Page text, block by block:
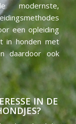
modernste,
een opleiding
in honden met
daardoor ook
IN DE